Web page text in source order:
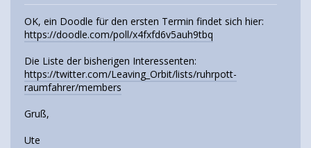
OK, ein Doodle für den ersten Termin findet sich hier:
https://doodle.com/poll/x4fxfd6v5auh9tbq
Die Liste der bisherigen Interessenten:
https://twitter.com/Leaving_Orbit/lists/ruhrpott-
raumfahrer/members
Gruß,
Ute